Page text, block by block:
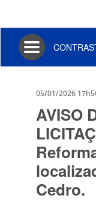
Toggle
navigation
05/01/2026
AVISO
Cedro.